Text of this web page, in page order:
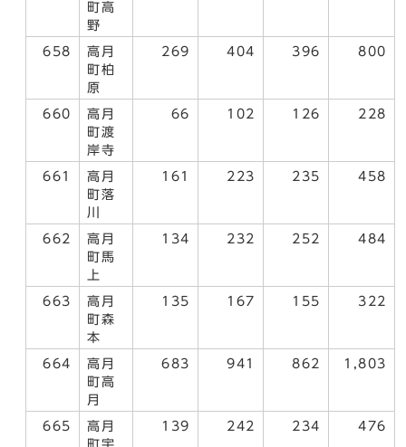
町高
野
658
高月
町柏
原
269 404 396 800
660
高月
町渡
岸寺
66 102 126 228
661
高月
町落
川
161 223 235 458
662
高月
町馬
上
134 232 252 484
663
高月
町森
本
135 167 155 322
664
高月
町高
月
683 941 862 1,803
665
高月
139 242 234 476